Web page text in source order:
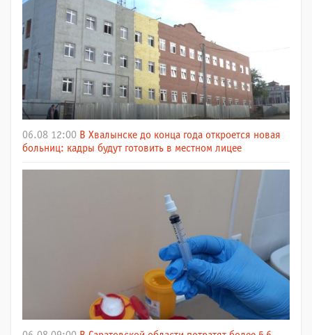
06.08 12:00 В Хвалынске до конца года откроется новая
больниц: кадры будут готовить в местном лицее